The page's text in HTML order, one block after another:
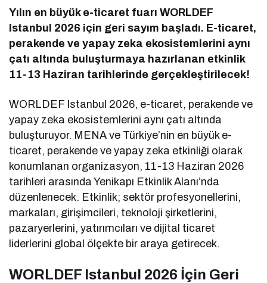
Yılın en büyük e-ticaret fuarı WORLDEF
Istanbul 2026 için geri sayım başladı. E-ticaret,
perakende ve yapay zeka ekosistemlerini aynı
çatı altında buluşturmaya hazırlanan etkinlik
11-13 Haziran tarihlerinde gerçekleştirilecek!
WORLDEF Istanbul 2026, e-ticaret, perakende ve
yapay zeka ekosistemlerini aynı çatı altında
buluşturuyor. MENA ve Türkiye’nin en büyük e-
ticaret, perakende ve yapay zeka etkinliği olarak
konumlanan organizasyon, 11-13 Haziran 2026
tarihleri arasında Yenikapı Etkinlik Alanı’nda
düzenlenecek. Etkinlik; sektör profesyonellerini,
markaları, girişimcileri, teknoloji şirketlerini,
pazaryerlerini, yatırımcıları ve dijital ticaret
liderlerini global ölçekte bir araya getirecek.
WORLDEF Istanbul 2026 İçin Geri